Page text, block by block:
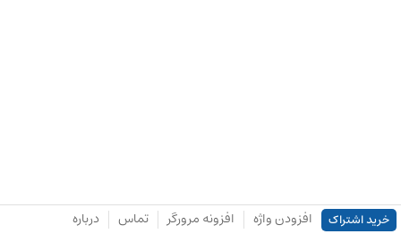
خرید اشتراک افزودن واژه افزونه مرورگر تماس درباره